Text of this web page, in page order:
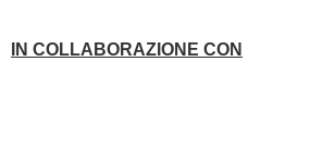
IN COLLABORAZIONE CON